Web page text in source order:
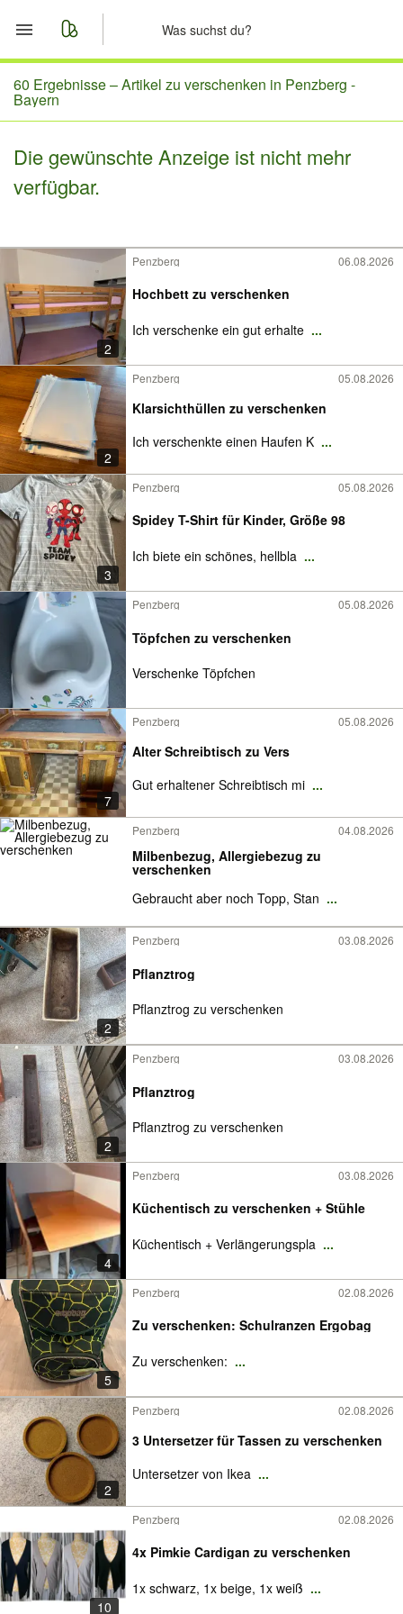
Start
Merkliste
Nachrichten
60 Ergebnisse –Artikel zu verschenken in Penzberg -
Bayern
Die gewünschte Anzeige ist nicht mehr
verfügbar.
2
Penzberg 06.08.2026
Hochbett zu verschenken
Ich verschenke ein gut erhalte ...
2
Penzberg 05.08.2026
Klarsichthüllen zu verschenken
Ich verschenkte einen Haufen K ...
3
Penzberg 05.08.2026
Spidey T-Shirt für Kinder, Größe 98
Ich biete ein schönes, hellbla ...
Penzberg 05.08.2026
Töpfchen zu verschenken
Verschenke Töpfchen
7
Penzberg 05.08.2026
Alter Schreibtisch zu Vers
Gut erhaltener Schreibtisch mi ...
Penzberg 04.08.2026
Milbenbezug, Allergiebezug zu
verschenken
Gebraucht aber noch Topp, Stan ...
2
Penzberg 03.08.2026
Pflanztrog
Pflanztrog zu verschenken
2
Penzberg 03.08.2026
Pflanztrog
Pflanztrog zu verschenken
4
Penzberg 03.08.2026
Küchentisch zu verschenken + Stühle
Küchentisch + Verlängerungspla ...
5
Penzberg 02.08.2026
Zu verschenken: Schulranzen Ergobag
Zu verschenken: ...
2
Penzberg 02.08.2026
3 Untersetzer für Tassen zu verschenken
Untersetzer von Ikea ...
10
Penzberg 02.08.2026
4x Pimkie Cardigan zu verschenken
1x schwarz, 1x beige, 1x weiß ...